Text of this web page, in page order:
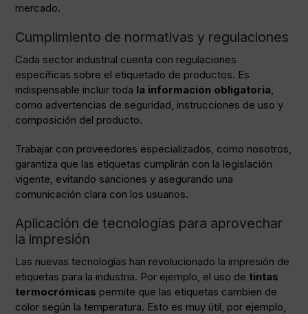
mercado.
Cumplimiento de normativas y regulaciones
Cada sector industrial cuenta con regulaciones
específicas sobre el etiquetado de productos. Es
indispensable incluir toda la información obligatoria
como advertencias de seguridad, instrucciones de uso y
composición del producto.
Trabajar con proveedores especializados, como nosotros
garantiza que las etiquetas cumplirán con la legislación
vigente, evitando sanciones y asegurando una
comunicación clara con los usuarios.
Aplicación de tecnologías para aprovechar
la impresión
Las nuevas tecnologías han revolucionado la impresión de
etiquetas para la industria. Por ejemplo, el uso de tintas
termocrómicas permite que las etiquetas cambien de
color según la temperatura. Esto es muy útil, por ejemplo,